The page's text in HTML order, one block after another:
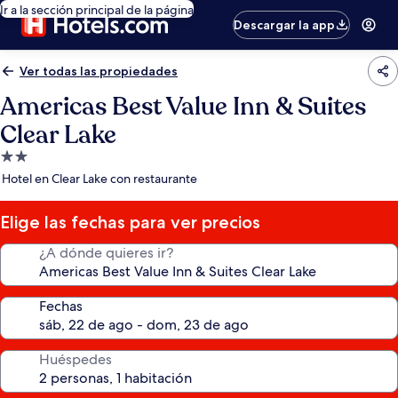
Ir a la sección principal de la página
Descargar la app
Ver todas las propiedades
Americas Best Value Inn & Suites
Clear Lake
Propiedad
de
estrellas
Hotel en Clear Lake con restaurante
Elige las fechas para ver precios
¿A dónde quieres ir?
Fechas
Huéspedes